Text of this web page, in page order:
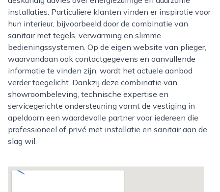
installaties. Particuliere klanten vinden er inspiratie voor
hun interieur, bijvoorbeeld door de combinatie van
sanitair met tegels, verwarming en slimme
bedieningssystemen. Op de eigen website van plieger,
waarvandaan ook contactgegevens en aanvullende
informatie te vinden zijn, wordt het actuele aanbod
verder toegelicht. Dankzij deze combinatie van
showroombeleving, technische expertise en
servicegerichte ondersteuning vormt de vestiging in
apeldoorn een waardevolle partner voor iedereen die
professioneel of privé met installatie en sanitair aan de
slag wil.